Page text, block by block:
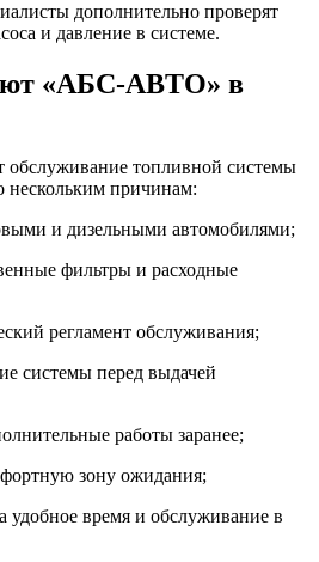
дополнительно проверят
и давление в системе.
«АБС-АВТО» в
обслуживание топливной системы
причинам:
и дизельными автомобилями;
фильтры и расходные
регламент обслуживания;
системы перед выдачей
работы заранее;
зону ожидания;
удобное время и обслуживание в